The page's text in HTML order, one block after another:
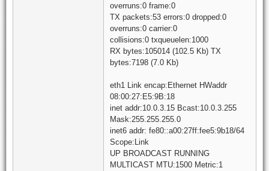
overruns:0 frame:0
TX packets:53 errors:0 dropped:0
overruns:0 carrier:0
collisions:0 txqueuelen:1000
RX bytes:105014 (102.5 Kb) TX
bytes:7198 (7.0 Kb)
eth1 Link encap:Ethernet HWaddr
08:00:27:E5:9B:18
inet addr:10.0.3.15 Bcast:10.0.3.255
Mask:255.255.255.0
inet6 addr: fe80::a00:27ff:fee5:9b18/64
Scope:Link
UP BROADCAST RUNNING
MULTICAST MTU:1500 Metric:1